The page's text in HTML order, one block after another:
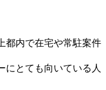
都内で在宅や常駐案件
にとても向いている人